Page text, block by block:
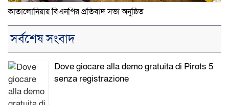
কাতালোনিয়ায় বিএনপির প্রতিবাদ সভা অনুষ্ঠিত
সর্বশেষ সংবাদ
Dove giocare alla demo gratuita di Pirots 5
senza registrazione